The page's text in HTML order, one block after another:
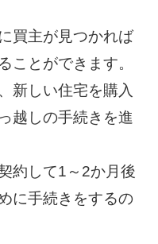
買主が見つかれば
ことができます。
新しい住宅を購入
越しの手続きを進
約して1～2か月後
に手続きをするの